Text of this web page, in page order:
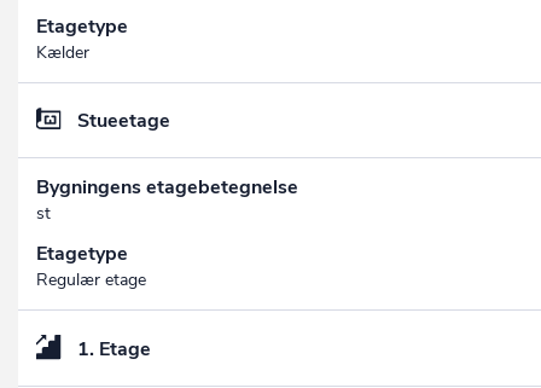
Etagetype
Kælder
Stueetage
Bygningens etagebetegnelse
st
Etagetype
Regulær etage
1. Etage